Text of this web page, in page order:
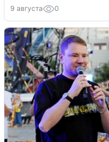
9 августа 0